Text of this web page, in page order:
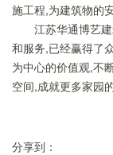
施工程,为建筑物的
江苏华通博艺
和服务,已经赢得了
为中心的价值观,不
空间,成就更多家园的
分享到：